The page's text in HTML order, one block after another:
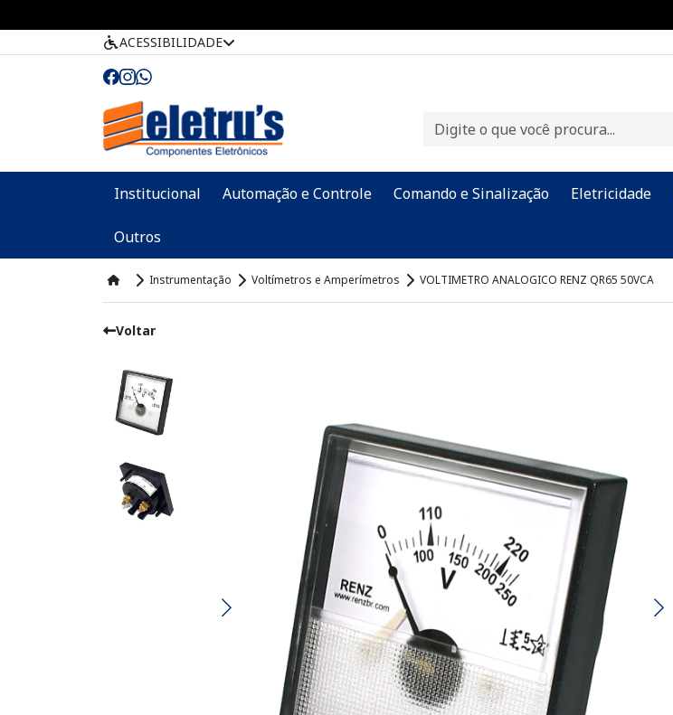
ACESSIBILIDADE
Institucional Automação e Controle Comando e Sinalização Eletricidade
Outros
Instrumentação Voltímetros e Amperímetros VOLTIMETRO ANALOGICO RENZ QR65 50VCA
Voltar